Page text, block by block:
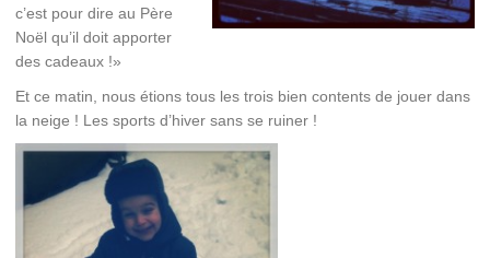
c’est pour dire au Père
Noël qu’il doit apporter
des cadeaux !»
Et ce matin, nous étions tous les trois bien contents de jouer dans
la neige ! Les sports d’hiver sans se ruiner !